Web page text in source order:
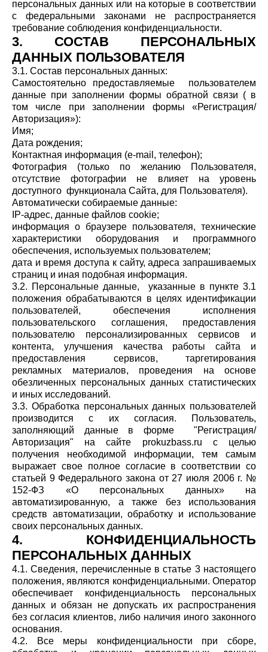
персональных данных или на которые в соответствии
с федеральными законами не распространяется
требование соблюдения конфиденциальности.
3. СОСТАВ ПЕРСОНАЛЬНЫХ
ДАННЫХ ПОЛЬЗОВАТЕЛЯ
3.1. Состав персональных данных:
Самостоятельно предоставляемые пользователем
данные при заполнении формы обратной связи ( в
том числе при заполнении формы «Регистрация/
Авторизация»):
Имя;
Дата рождения;
Контактная информация (e-mail, телефон);
Фотография (только по желанию Пользователя,
отсутствие фотографии не влияет на уровень
доступного функционала Сайта, для Пользователя).
Автоматически собираемые данные:
IP-адрес, данные файлов cookie;
информация о браузере пользователя, технические
характеристики оборудования и программного
обеспечения, используемых пользователем;
дата и время доступа к сайту, адреса запрашиваемых
страниц и иная подобная информация.
3.2. Персональные данные, указанные в пункте 3.1
положения обрабатываются в целях идентификации
пользователей, обеспечения исполнения
пользовательского соглашения, предоставления
пользователю персонализированных сервисов и
контента, улучшения качества работы сайта и
предоставления сервисов, таргетирования
рекламных материалов, проведения на основе
обезличенных персональных данных статистических
и иных исследований.
3.3. Обработка персональных данных пользователей
производится с их согласия. Пользователь,
заполняющий данные в форме "Регистрация/
Авторизация" на сайте prokuzbass.ru с целью
получения необходимой информации, тем самым
выражает свое полное согласие в соответствии со
статьей 9 Федерального закона от 27 июля 2006 г. №
152-ФЗ «О персональных данных» на
автоматизированную, а также без использования
средств автоматизации, обработку и использование
своих персональных данных.
4. КОНФИДЕНЦИАЛЬНОСТЬ
ПЕРСОНАЛЬНЫХ ДАННЫХ
4.1. Сведения, перечисленные в статье 3 настоящего
положения, являются конфиденциальными. Оператор
обеспечивает конфиденциальность персональных
данных и обязан не допускать их распространения
без согласия клиентов, либо наличия иного законного
основания.
4.2. Все меры конфиденциальности при сборе,